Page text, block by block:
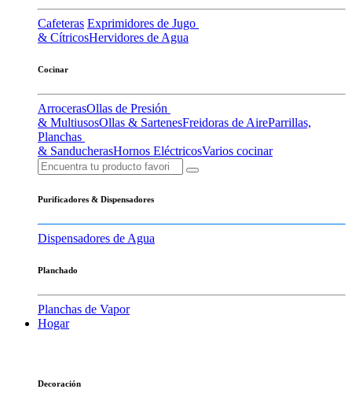
Cafeteras Exprimidores de Jugo
& CítricosHervidores de Agua
Cocinar
ArrocerasOllas de Presión
& MultiusosOllas & SartenesFreidoras de AireParrillas,
Planchas
& SanducherasHornos EléctricosVarios cocinar
Purificadores & Dispensadores
Dispensadores de Agua
Planchado
Planchas de Vapor
Hogar
Decoración